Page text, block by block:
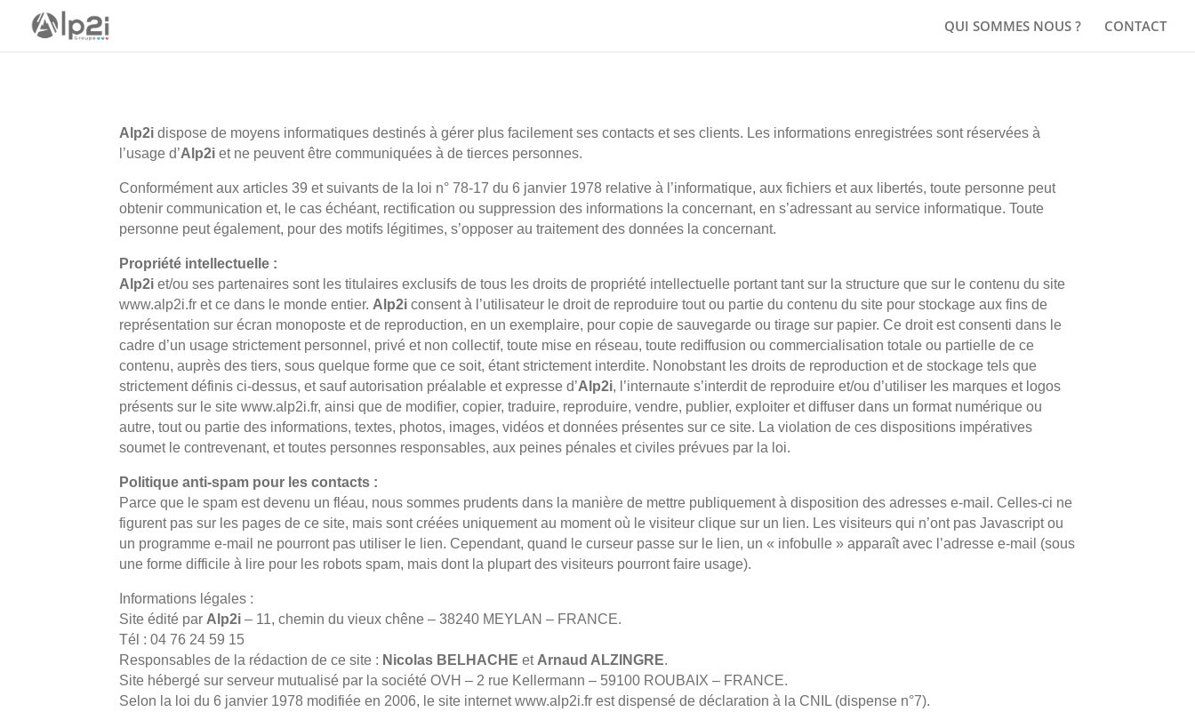
QUI SOMMES NOUS ? CONTACT
Alp2i dispose de moyens informatiques destinés à gérer plus facilement ses contacts et ses clients. Les informations enregistrées sont réservées à
l’usage d’Alp2i et ne peuvent être communiquées à de tierces personnes.
Conformément aux articles 39 et suivants de la loi n° 78-17 du 6 janvier 1978 relative à l’informatique, aux fichiers et aux libertés, toute personne peut
obtenir communication et, le cas échéant, rectification ou suppression des informations la concernant, en s’adressant au service informatique. Toute
personne peut également, pour des motifs légitimes, s’opposer au traitement des données la concernant.
Propriété intellectuelle :
Alp2i et/ou ses partenaires sont les titulaires exclusifs de tous les droits de propriété intellectuelle portant tant sur la structure que sur le contenu du site
www.alp2i.fr et ce dans le monde entier. Alp2i consent à l’utilisateur le droit de reproduire tout ou partie du contenu du site pour stockage aux fins de
représentation sur écran monoposte et de reproduction, en un exemplaire, pour copie de sauvegarde ou tirage sur papier. Ce droit est consenti dans le
cadre d’un usage strictement personnel, privé et non collectif, toute mise en réseau, toute rediffusion ou commercialisation totale ou partielle de ce
contenu, auprès des tiers, sous quelque forme que ce soit, étant strictement interdite. Nonobstant les droits de reproduction et de stockage tels que
strictement définis ci-dessus, et sauf autorisation préalable et expresse d’Alp2i, l’internaute s’interdit de reproduire et/ou d’utiliser les marques et logos
présents sur le site www.alp2i.fr, ainsi que de modifier, copier, traduire, reproduire, vendre, publier, exploiter et diffuser dans un format numérique ou
autre, tout ou partie des informations, textes, photos, images, vidéos et données présentes sur ce site. La violation de ces dispositions impératives
soumet le contrevenant, et toutes personnes responsables, aux peines pénales et civiles prévues par la loi.
Politique anti-spam pour les contacts :
Parce que le spam est devenu un fléau, nous sommes prudents dans la manière de mettre publiquement à disposition des adresses e-mail. Celles-ci ne
figurent pas sur les pages de ce site, mais sont créées uniquement au moment où le visiteur clique sur un lien. Les visiteurs qui n’ont pas Javascript ou
un programme e-mail ne pourront pas utiliser le lien. Cependant, quand le curseur passe sur le lien, un « infobulle » apparaît avec l’adresse e-mail (sous
une forme difficile à lire pour les robots spam, mais dont la plupart des visiteurs pourront faire usage).
Informations légales :
Site édité par Alp2i – 11, chemin du vieux chêne – 38240 MEYLAN – FRANCE.
Tél : 04 76 24 59 15
Responsables de la rédaction de ce site : Nicolas BELHACHE et Arnaud ALZINGRE.
Site hébergé sur serveur mutualisé par la société OVH – 2 rue Kellermann – 59100 ROUBAIX – FRANCE.
Selon la loi du 6 janvier 1978 modifiée en 2006, le site internet www.alp2i.fr est dispensé de déclaration à la CNIL (dispense n°7).